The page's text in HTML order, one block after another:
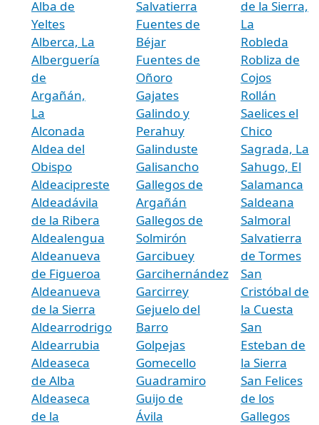
Alba de
Yeltes
Alberca, La
Alberguería
de
Argañán,
La
Alconada
Aldea del
Obispo
Aldeacipreste
Aldeadávila
de la Ribera
Aldealengua
Aldeanueva
de Figueroa
Aldeanueva
de la Sierra
Aldearrodrigo
Aldearrubia
Aldeaseca
de Alba
Aldeaseca
de la
Salvatierra
Fuentes de
Béjar
Fuentes de
Oñoro
Gajates
Galindo y
Perahuy
Galinduste
Galisancho
Gallegos de
Argañán
Gallegos de
Solmirón
Garcibuey
Garcihernández
Garcirrey
Gejuelo del
Barro
Golpejas
Gomecello
Guadramiro
Guijo de
Ávila
de la Sierra,
La
Robleda
Robliza de
Cojos
Rollán
Saelices el
Chico
Sagrada, La
Sahugo, El
Salamanca
Saldeana
Salmoral
Salvatierra
de Tormes
San
Cristóbal de
la Cuesta
San
Esteban de
la Sierra
San Felices
de los
Gallegos